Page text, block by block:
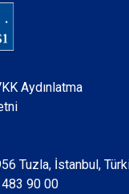
Aydınlatma
Tuzla, İstanbul,
90 00